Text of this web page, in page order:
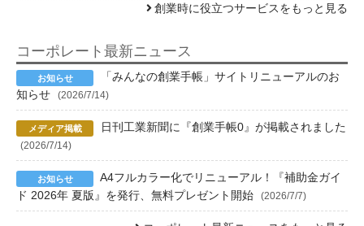
創業時に役立つサービスをもっと見る
コーポレート最新ニュース
「みんなの創業手帳」サイトリニューアルのお
知らせ
(2026/7/14)
日刊工業新聞に『創業手帳0』が掲載されました
(2026/7/14)
A4フルカラー化でリニューアル！『補助金ガイ
ド 2026年 夏版』を発行、無料プレゼント開始
(2026/7/7)